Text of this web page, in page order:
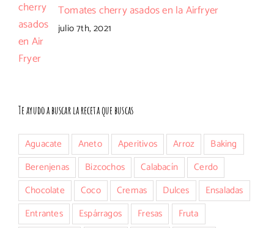
Tomates cherry asados en la Airfryer
julio 7th, 2021
Te ayudo a buscar la receta que buscas
Aguacate Aneto Aperitivos Arroz
Baking
Berenjenas
Bizcochos Calabacín
Cerdo
Chocolate
Coco Cremas Dulces
Ensaladas
Entrantes
Espárragos Fresas
Fruta